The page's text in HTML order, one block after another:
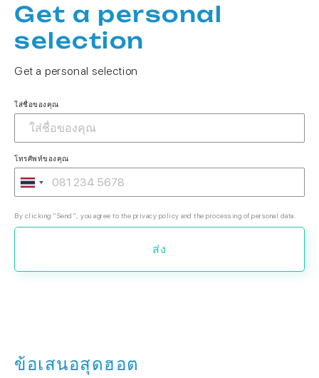
Get a personal
selection
Get a personal selection
ใส่ชื่อของคุณ
โทรศัพท์ของคุณ
By clicking "Send", you agree to the privacy policy and the processing of personal data.
ส่ง
ข้อเสนอสุดฮอต